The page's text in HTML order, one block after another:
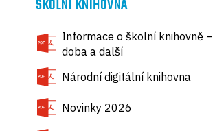
ŠKOLNÍ KNIHOVNA
Informace o školní knihovně
doba a další
Národní digitální knihovna
Novinky 2026